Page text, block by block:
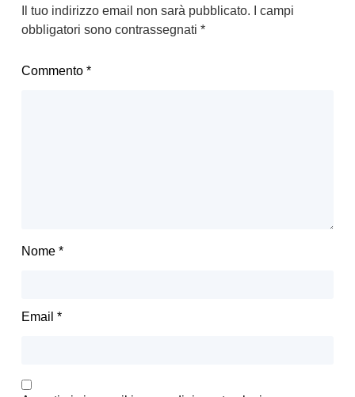
Il tuo indirizzo email non sarà pubblicato.
I campi
obbligatori sono contrassegnati *
Commento *
Nome *
Email *